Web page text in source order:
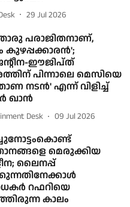
29 Jul 2026
പരാജിതനാണ്,
കുഴപ്പക്കാരന്‍';
ഈജിപ്ത്
പിന്നാലെ മെസിയെ
നടന്‍' എന്ന് വിളിച്ച്
ഖാന്‍
Desk 09 Jul 2026
മെരുക്കിയ
ലൈനപ്പ്
റഫറിയെ
കാലം